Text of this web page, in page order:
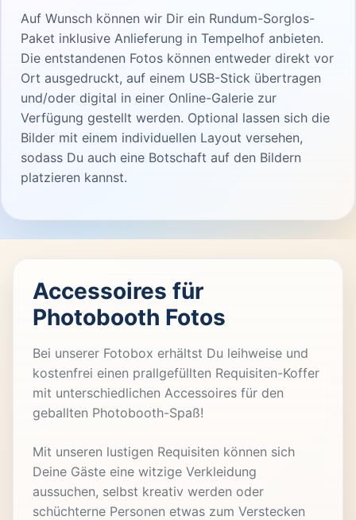
Auf Wunsch können wir Dir ein Rundum-Sorglos-
Paket inklusive Anlieferung in Tempelhof anbieten.
Die entstandenen Fotos können entweder direkt vor
Ort ausgedruckt, auf einem USB-Stick übertragen
und/oder digital in einer Online-Galerie zur
Verfügung gestellt werden. Optional lassen sich die
Bilder mit einem individuellen Layout versehen,
sodass Du auch eine Botschaft auf den Bildern
platzieren kannst.
Accessoires für
Photobooth Fotos
Bei unserer Fotobox erhältst Du leihweise und
kostenfrei einen prallgefüllten Requisiten-Koffer
mit unterschiedlichen Accessoires für den
geballten Photobooth-Spaß!
Mit unseren lustigen Requisiten können sich
Deine Gäste eine witzige Verkleidung
aussuchen, selbst kreativ werden oder
schüchterne Personen etwas zum Verstecken